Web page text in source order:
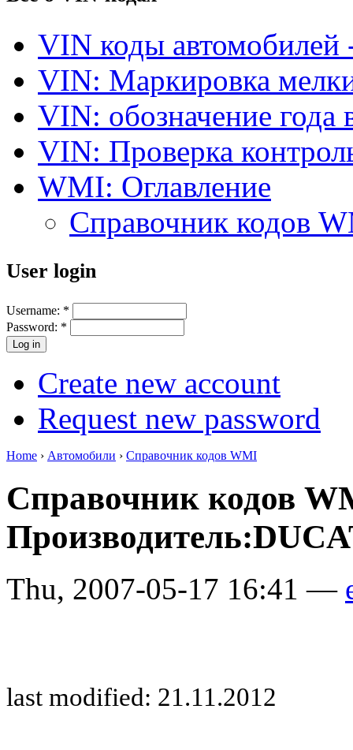
VIN коды автомобилей
VIN: Маркировка
VIN: обозначение года
VIN: Проверка
WMI: Оглавление
Справочник кодов
User login
Username: *
Password: *
Create new account
Request new password
Home › Автомобили › Справочник кодов WMI
Справочник кодов
Thu, 2007-05-17 16:41 —
last modified: 21.11.2012